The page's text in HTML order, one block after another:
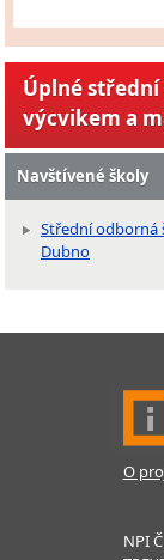
Úplné
výcvikem a
Navštívené školy
Střední odborná
Dubno
O
NPI